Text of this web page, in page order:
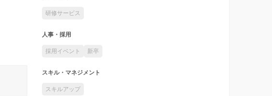
研修サービス
人事・採用
採用イベント 新卒
スキル・マネジメント
スキルアップ